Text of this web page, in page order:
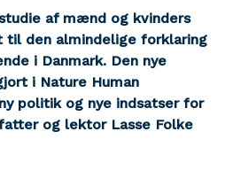
af mænd og kvinders
til den almindelige forklaring
i Danmark. Den nye
i Nature Human
politik og nye indsatser for
og lektor Lasse Folke